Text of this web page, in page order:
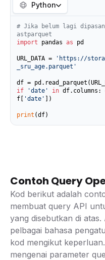
Python
# Jika belum lagi
astparquet
import pandas as pd
URL_DATA =
'https://
_sru_age.parquet'
if
'date' in df.columns:
f[
'date' ])
print (df)
Contoh Query
Kod berikut adalah
membuat query API
yang disebutkan di
pelbagai bahasa
kod mengikut
mengenai parameter